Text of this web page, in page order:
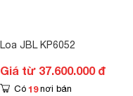
Loa JBL KP6052
Giá từ 37.600.000 đ
Có 19 nơi bán